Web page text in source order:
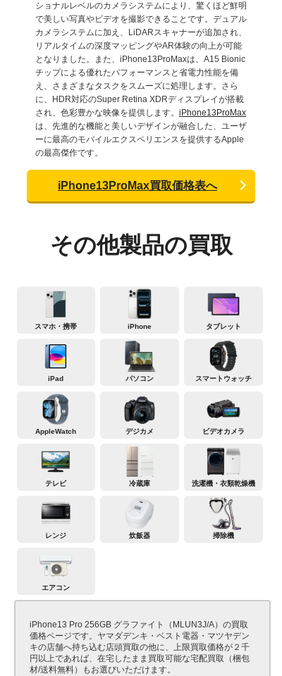
ショナルレベルのカメラシステムにより、驚くほど鮮明
で美しい写真やビデオを撮影できることです。デュアル
カメラシステムに加え、LiDARスキャナーが追加され、
リアルタイムの深度マッピングやAR体験の向上が可能
となりました。また、iPhone13ProMaxは、A15 Bionic
チップによる優れたパフォーマンスと省電力性能を備
え、さまざまなタスクをスムーズに処理します。さら
に、HDR対応のSuper Retina XDRディスプレイが搭載
され、色彩豊かな映像を提供します。 iPhone13ProMax
は、先進的な機能と美しいデザインが融合した、ユーザ
ーに最高のモバイルエクスペリエンスを提供するApple
の最高傑作です。
iPhone13ProMax買取価格表へ
その他製品の買取
スマホ・携帯 iPhone タブレット
iPad パソコン スマートウォッチ
AppleWatch デジカメ ビデオカメラ
テレビ 冷蔵庫 洗濯機・衣類乾燥機
レンジ 炊飯器 掃除機
エアコン
iPhone13 Pro 256GB グラファイト（MLUN3J/A）の買取
価格ページです。ヤマダデンキ・ベスト電器・マツヤデン
キの店舗へ持ち込む店頭買取の他に、上限買取価格が２千
円以上であれば、在宅したまま買取可能な宅配買取（梱包
材/送料無料）もお選びいただけます。